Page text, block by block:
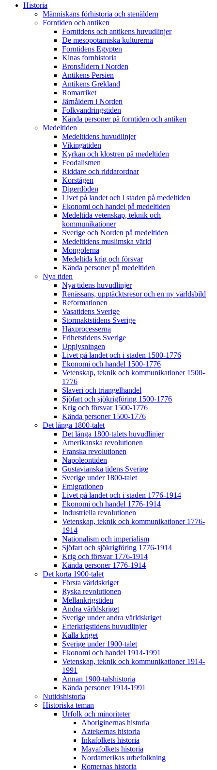
Historia
Människans förhistoria och stenåldern
Forntiden och antiken
Forntidens och antikens huvudlinjer
De mesopotamiska kulturerna
Forntidens Egypten
Kinas fornhistoria
Bronsåldern i Norden
Antikens Persien
Antikens Grekland
Romarriket
Järnåldern i Norden
Folkvandringstiden
Kända personer på forntiden och antiken
Medeltiden
Medeltidens huvudlinjer
Vikingatiden
Kyrkan och klostren på medeltiden
Feodalismen
Riddare och riddarordnar
Korstågen
Digerdöden
Livet på landet och i staden på medeltiden
Ekonomi och handel på medeltiden
Medeltida vetenskap, teknik och
kommunikationer
Sverige och Norden på medeltiden
Medeltidens muslimska värld
Mongolerna
Medeltida krig och försvar
Kända personer på medeltiden
Nya tiden
Nya tidens huvudlinjer
Renässans, upptäcktsresor och en ny världsbild
Reformationen
Vasatidens Sverige
Stormaktstidens Sverige
Häxprocesserna
Frihetstidens Sverige
Upplysningen
Livet på landet och i staden 1500-1776
Ekonomi och handel 1500-1776
Vetenskap, teknik och kommunikationer 1500-
1776
Slaveri och triangelhandel
Sjöfart och sjökrigföring 1500-1776
Krig och försvar 1500-1776
Kända personer 1500-1776
Det långa 1800-talet
Det långa 1800-talets huvudlinjer
Amerikanska revolutionen
Franska revolutionen
Napoleontiden
Gustavianska tidens Sverige
Sverige under 1800-talet
Emigrationen
Livet på landet och i staden 1776-1914
Ekonomi och handel 1776-1914
Industriella revolutionen
Vetenskap, teknik och kommunikationer 1776-
1914
Nationalism och imperialism
Sjöfart och sjökrigföring 1776-1914
Krig och försvar 1776-1914
Kända personer 1776-1914
Det korta 1900-talet
Första världskriget
Ryska revolutionen
Mellankrigstiden
Andra världskriget
Sverige under andra världskriget
Efterkrigstidens huvudlinjer
Kalla kriget
Sverige under 1900-talet
Ekonomi och handel 1914-1991
Vetenskap, teknik och kommunikationer 1914-
1991
Annan 1900-talshistoria
Kända personer 1914-1991
Nutidshistoria
Historiska teman
Urfolk och minoriteter
Aboriginernas historia
Aztekernas historia
Inkafolkets historia
Mayafolkets historia
Nordamerikas urbefolkning
Romernas historia